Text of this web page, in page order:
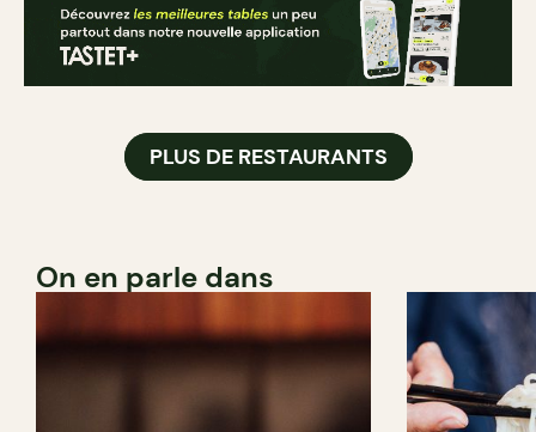
PLUS DE RESTAURANTS
On en parle dans